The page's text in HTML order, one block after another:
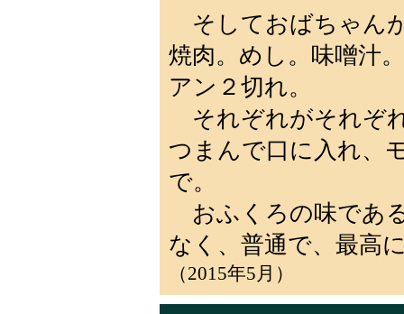
そしておばちゃん
焼肉。めし。味噌汁
アン２切れ。
それぞれがそれぞ
つまんで口に入れ、
で。
おふくろの味であ
なく、普通で、最高
（2015年5月）